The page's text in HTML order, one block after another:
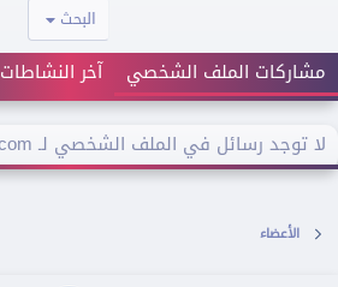
البحث
مشاركات الملف الشخصي آخر النشاطات
لا توجد رسائل في الملف الشخصي لـ masrysat.com حتى الآن.
الأعضاء